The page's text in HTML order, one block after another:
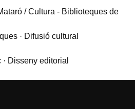
/ Cultura - Biblioteques de
· Difusió cultural
Disseny editorial